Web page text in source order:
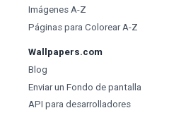
Imágenes A-Z
Páginas para Colorear A-Z
Wallpapers.com
Blog
Enviar un Fondo de pantalla
API para desarrolladores